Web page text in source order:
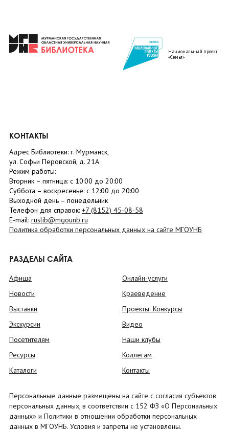
Национальный проект
«Семья»
КОНТАКТЫ
Адрес Библиотеки: г. Мурманск,
ул. Софьи Перовской, д. 21А
Режим работы:
Вторник – пятница: с 10:00 до 20:00
Суббота – воскресенье: c 12:00 до 20:00
Выходной день – понедельник
Телефон для справок: +7 (8152) 45-08-58
E-mail: ruslib@mgounb.ru
Политика обработки персональных данных на сайте МГОУНБ
РАЗДЕЛЫ САЙТА
Афиша
Новости
Выставки
Экскурсии
Посетителям
Ресурсы
Каталоги
Онлайн-услуги
Краеведение
Проекты. Конкурсы
Видео
Наши клубы
Коллегам
Контакты
Персональные данные размещены на сайте с согласия субъектов
персональных данных, в соответствии с 152 ФЗ «О Персональных
данных» и Политики в отношении обработки персональных
данных в МГОУНБ. Условия и запреты не установлены.